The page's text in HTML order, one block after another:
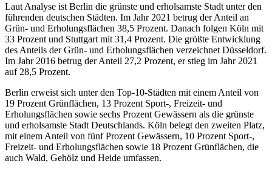
Laut Analyse ist Berlin die grünste und erholsamste Stadt unter den
führenden deutschen Städten. Im Jahr 2021 betrug der Anteil an
Grün- und Erholungsflächen 38,5 Prozent. Danach folgen Köln mit
33 Prozent und Stuttgart mit 31,4 Prozent. Die größte Entwicklung
des Anteils der Grün- und Erholungsflächen verzeichnet Düsseldorf.
Im Jahr 2016 betrug der Anteil 27,2 Prozent, er stieg im Jahr 2021
auf 28,5 Prozent.
Berlin erweist sich unter den Top-10-Städten mit einem Anteil von
19 Prozent Grünflächen, 13 Prozent Sport-, Freizeit- und
Erholungsflächen sowie sechs Prozent Gewässern als die grünste
und erholsamste Stadt Deutschlands. Köln belegt den zweiten Platz,
mit einem Anteil von fünf Prozent Gewässern, 10 Prozent Sport-,
Freizeit- und Erholungsflächen sowie 18 Prozent Grünflächen, die
auch Wald, Gehölz und Heide umfassen.